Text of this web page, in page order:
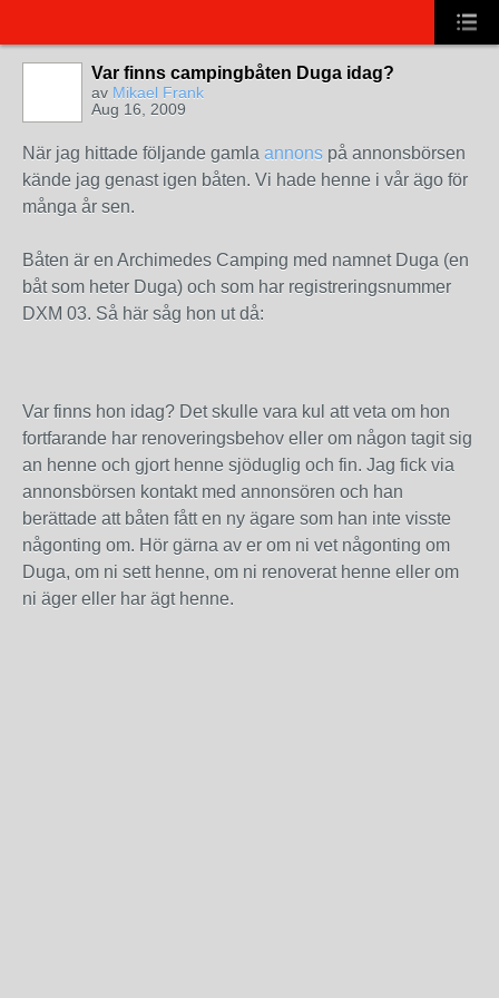
Var finns campingbåten Duga idag?
av Mikael Frank
Aug 16, 2009
När jag hittade följande gamla annons på annonsbörsen
kände jag genast igen båten. Vi hade henne i vår ägo för
många år sen.
Båten är en Archimedes Camping med namnet Duga (en
båt som heter Duga) och som har registreringsnummer
DXM 03. Så här såg hon ut då:
Var finns hon idag? Det skulle vara kul att veta om hon
fortfarande har renoveringsbehov eller om någon tagit sig
an henne och gjort henne sjöduglig och fin. Jag fick via
annonsbörsen kontakt med annonsören och han
berättade att båten fått en ny ägare som han inte visste
någonting om. Hör gärna av er om ni vet någonting om
Duga, om ni sett henne, om ni renoverat henne eller om
ni äger eller har ägt henne.